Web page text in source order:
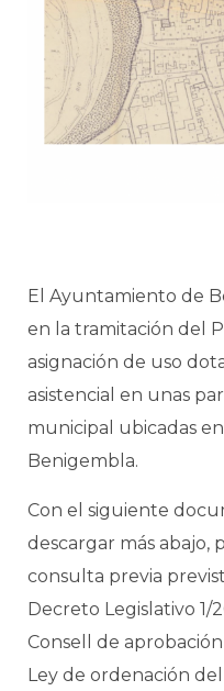
El Ayuntamiento de
en la tramitación del
asignación de uso
asistencial en unas
municipal ubicadas
Benigembla.
Con el siguiente
descargar más abajo,
consulta previa
Decreto Legislativo 1/
Consell de
Ley de ordenación